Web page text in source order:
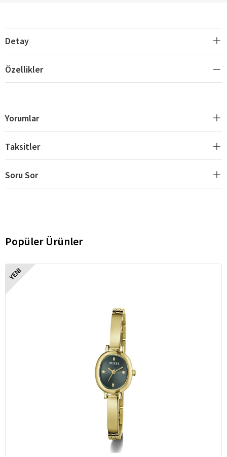
Detay
Özellikler
Yorumlar
Taksitler
Soru Sor
Popüler Ürünler
YENI